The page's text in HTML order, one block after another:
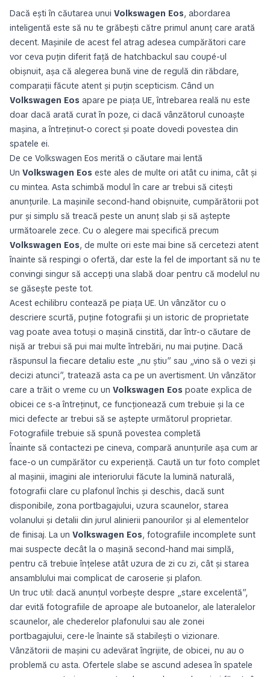
Dacă ești în căutarea unui Volkswagen Eos, abordarea
inteligentă este să nu te grăbești către primul anunț care arată
decent. Mașinile de acest fel atrag adesea cumpărători care
vor ceva puțin diferit față de hatchbackul sau coupé-ul
obișnuit, așa că alegerea bună vine de regulă din răbdare,
comparații făcute atent și puțin scepticism. Când un
Volkswagen Eos apare pe piața UE, întrebarea reală nu este
doar dacă arată curat în poze, ci dacă vânzătorul cunoaște
mașina, a întreținut-o corect și poate dovedi povestea din
spatele ei.
De ce Volkswagen Eos merită o căutare mai lentă
Un Volkswagen Eos este ales de multe ori atât cu inima, cât și
cu mintea. Asta schimbă modul în care ar trebui să citești
anunțurile. La mașinile second-hand obișnuite, cumpărătorii pot
pur și simplu să treacă peste un anunț slab și să aștepte
următoarele zece. Cu o alegere mai specifică precum
Volkswagen Eos, de multe ori este mai bine să cercetezi atent
înainte să respingi o ofertă, dar este la fel de important să nu te
convingi singur să accepți una slabă doar pentru că modelul nu
se găsește peste tot.
Acest echilibru contează pe piața UE. Un vânzător cu o
descriere scurtă, puține fotografii și un istoric de proprietate
vag poate avea totuși o mașină cinstită, dar într-o căutare de
nișă ar trebui să pui mai multe întrebări, nu mai puține. Dacă
răspunsul la fiecare detaliu este „nu știu” sau „vino să o vezi și
decizi atunci”, tratează asta ca pe un avertisment. Un vânzător
care a trăit o vreme cu un Volkswagen Eos poate explica de
obicei ce s-a întreținut, ce funcționează cum trebuie și la ce
mici defecte ar trebui să se aștepte următorul proprietar.
Fotografiile trebuie să spună povestea completă
Înainte să contactezi pe cineva, compară anunțurile așa cum ar
face-o un cumpărător cu experiență. Caută un tur foto complet
al mașinii, imagini ale interiorului făcute la lumină naturală,
fotografii clare cu plafonul închis și deschis, dacă sunt
disponibile, zona portbagajului, uzura scaunelor, starea
volanului și detalii din jurul alinierii panourilor și al elementelor
de finisaj. La un Volkswagen Eos, fotografiile incomplete sunt
mai suspecte decât la o mașină second-hand mai simplă,
pentru că trebuie înțelese atât uzura de zi cu zi, cât și starea
ansamblului mai complicat de caroserie și plafon.
Un truc util: dacă anunțul vorbește despre „stare excelentă”,
dar evită fotografiile de aproape ale butoanelor, ale lateralelor
scaunelor, ale chederelor plafonului sau ale zonei
portbagajului, cere-le înainte să stabilești o vizionare.
Vânzătorii de mașini cu adevărat îngrijite, de obicei, nu au o
problemă cu asta. Ofertele slabe se ascund adesea în spatele